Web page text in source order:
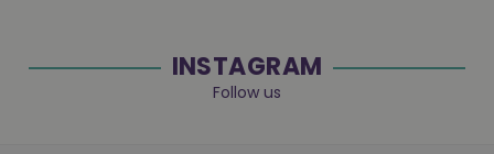
INSTAGRAM
Follow us